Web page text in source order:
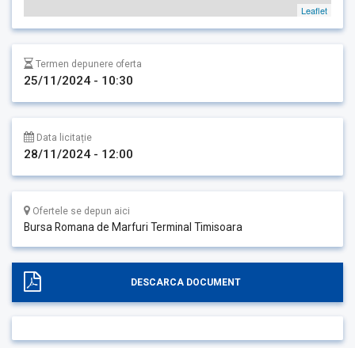
Leaflet
Termen depunere oferta
25/11/2024 - 10:30
Data licitație
28/11/2024 - 12:00
Ofertele se depun aici
Bursa Romana de Marfuri Terminal Timisoara
DESCARCA DOCUMENT